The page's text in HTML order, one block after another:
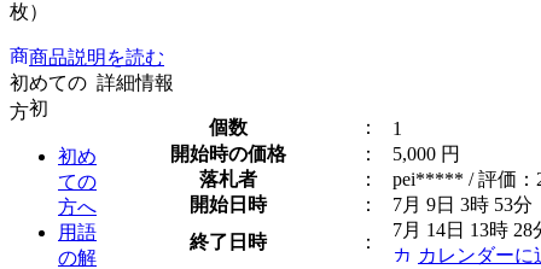
枚）
商品説明を読む
初めての
方
初め
ての
方へ
用語
の解
詳細情報
個数 ：
1
開始時の価格
：
5,000 円
落札者
：
pei***** / 評価：
開始日時
：
7月 9日 3時 53分
終了日時
：
7月 14日 13時 28
カレンダーに